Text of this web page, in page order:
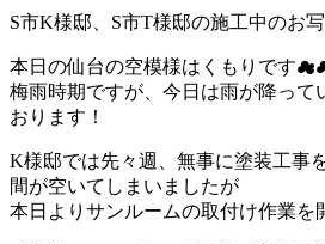
S市K様邸、S市T様邸の施工中のお
本日の仙台の空模様はくもりです
梅雨時期ですが、今日は雨が降って
おります！
K様邸では先々週、無事に塗装工事
間が空いてしまいましたが
本日よりサンルームの取付け作業を